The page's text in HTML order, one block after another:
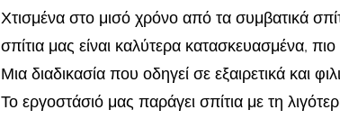
Χτισμένα στο μισό χρόνο από τα συμβατικά
σπίτια μας είναι καλύτερα κατασκευασμένα,
Μια διαδικασία που οδηγεί σε εξαιρετικά και
Το εργοστάσιό μας παράγει σπίτια με τη